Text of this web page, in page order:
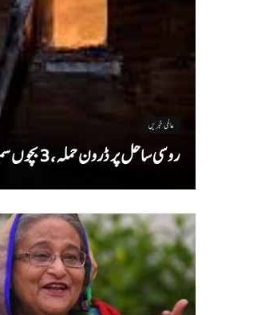
عالمی خبریں
روسی ساحل پر ڈرون حملہ، 3 بچوں سمیت 7 افراد ہلاک